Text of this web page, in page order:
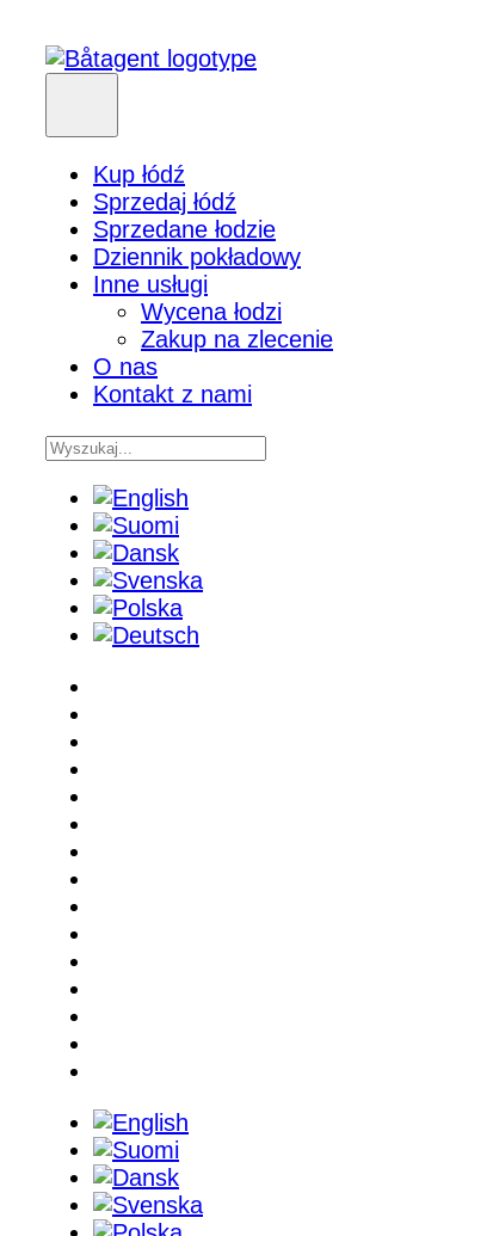
Kup łódź
Sprzedaj łódź
Sprzedane łodzie
Dziennik pokładowy
Inne usługi
Wycena łodzi
Zakup na zlecenie
O nas
Kontakt z nami